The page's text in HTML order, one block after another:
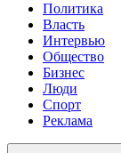
Политика
Власть
Интервью
Общество
Бизнес
Люди
Спорт
Реклама